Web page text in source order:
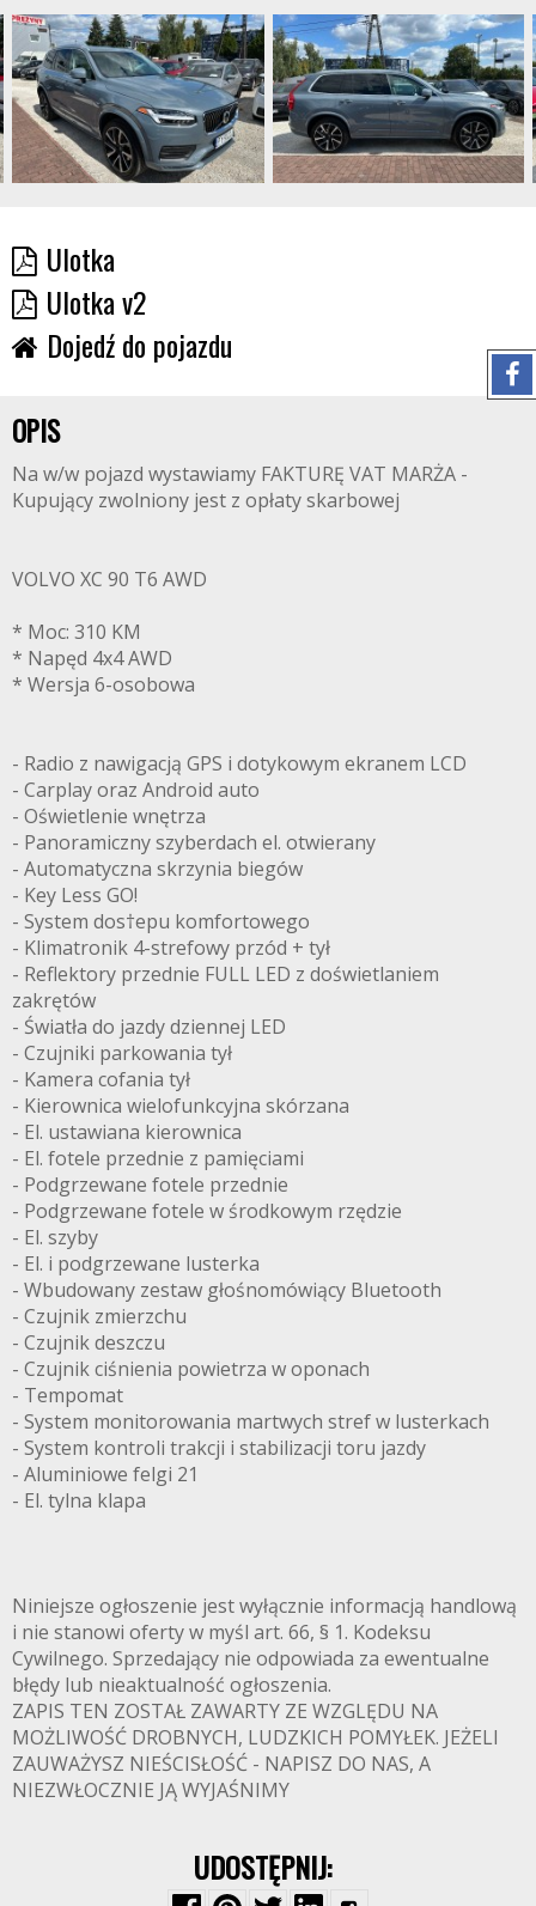
Ulotka
Ulotka v2
Dojedź do pojazdu
OPIS
Na w/w pojazd wystawiamy FAKTURĘ VAT MARŻA -
Kupujący zwolniony jest z opłaty skarbowej
VOLVO XC 90 T6 AWD
* Moc: 310 KM
* Napęd 4x4 AWD
* Wersja 6-osobowa
- Radio z nawigacją GPS i dotykowym ekranem LCD
- Carplay oraz Android auto
- Oświetlenie wnętrza
- Panoramiczny szyberdach el. otwierany
- Automatyczna skrzynia biegów
- Key Less GO!
- System dos†epu komfortowego
- Klimatronik 4-strefowy przód + tył
- Reflektory przednie FULL LED z doświetlaniem
zakrętów
- Światła do jazdy dziennej LED
- Czujniki parkowania tył
- Kamera cofania tył
- Kierownica wielofunkcyjna skórzana
- El. ustawiana kierownica
- El. fotele przednie z pamięciami
- Podgrzewane fotele przednie
- Podgrzewane fotele w środkowym rzędzie
- El. szyby
- El. i podgrzewane lusterka
- Wbudowany zestaw głośnomówiący Bluetooth
- Czujnik zmierzchu
- Czujnik deszczu
- Czujnik ciśnienia powietrza w oponach
- Tempomat
- System monitorowania martwych stref w lusterkach
- System kontroli trakcji i stabilizacji toru jazdy
- Aluminiowe felgi 21
- El. tylna klapa
Niniejsze ogłoszenie jest wyłącznie informacją handlową
i nie stanowi oferty w myśl art. 66, § 1. Kodeksu
Cywilnego. Sprzedający nie odpowiada za ewentualne
błędy lub nieaktualność ogłoszenia.
ZAPIS TEN ZOSTAŁ ZAWARTY ZE WZGLĘDU NA
MOŻLIWOŚĆ DROBNYCH, LUDZKICH POMYŁEK. JEŻELI
ZAUWAŻYSZ NIEŚCISŁOŚĆ - NAPISZ DO NAS, A
NIEZWŁOCZNIE JĄ WYJAŚNIMY
UDOSTĘPNIJ: